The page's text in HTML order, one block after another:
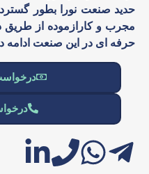
حدید صنعت نورا بطور
مجرب و کارازموده از
حرفه ای در این صنعت ادامه